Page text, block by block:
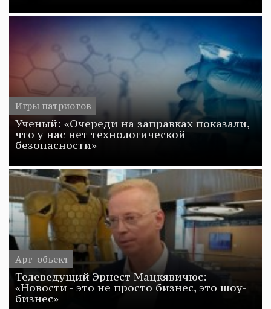
Игры патриотов
Ученый: «Очереди на заправках показали,
что у нас нет технологической
безопасности»
Арт-объект
Телеведущий Эрнест Мацкявичюс:
«Новости - это не просто бизнес, это шоу-
бизнес»